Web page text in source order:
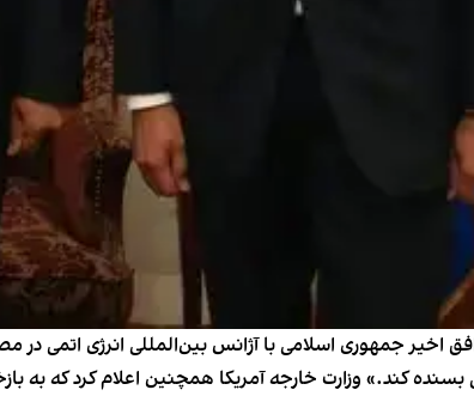
اخیر جمهوری اسلامی با آژانس بین‌المللی انرژی اتمی در
بسنده کند.» وزارت خارجه آمریکا همچنین اعلام کرد که به